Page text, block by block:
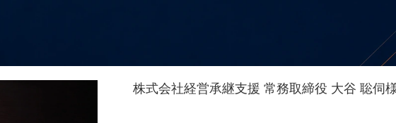
株式会社経営承継支援 常務取締役 大谷 聡伺